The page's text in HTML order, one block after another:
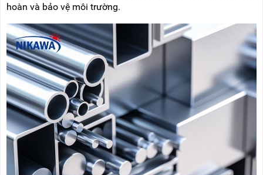
hoàn và bảo vệ môi trường.